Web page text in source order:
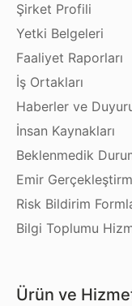
Şirket Profili
Yetki Belgeleri
Faaliyet Raporları
İş Ortakları
Haberler ve
İnsan Kaynakları
Beklenmedik
Emir
Risk Bildirim
Bilgi Toplumu
Ürün ve